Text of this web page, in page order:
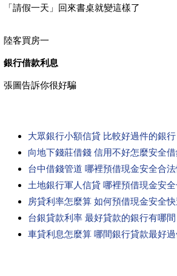
「請假一天」回來書桌就變這樣了
陸客買房一
銀行借款利息
張圖告訴你很好騙
大眾銀行小額信貸 比較好過件的銀行
向地下錢莊借錢 信用不好怎麼安全
台中借錢管道 哪裡預借現金安全合
土地銀行軍人信貸 哪裡預借現金安
房貸利率怎麼算 如何預借現金安全
台銀貸款利率 最好貸款的銀行有哪間
車貸利息怎麼算 哪間銀行貸款最好